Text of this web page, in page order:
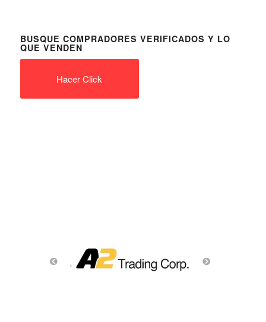
BUSQUE COMPRADORES VERIFICADOS Y LO
QUE VENDEN
Hacer Click